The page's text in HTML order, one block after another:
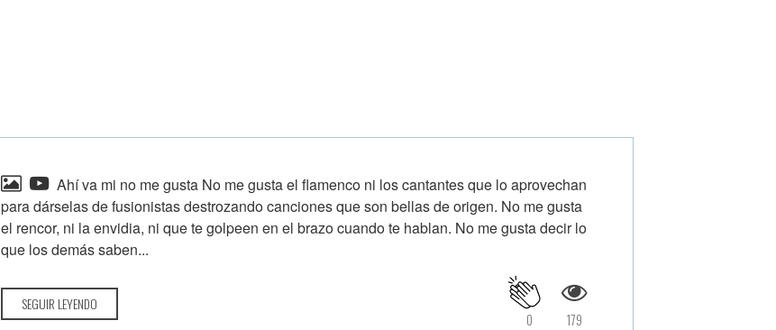
Ahí va mi no me gusta No me gusta el flamenco ni los cantantes que lo aprovechan
para dárselas de fusionistas destrozando canciones que son bellas de origen. No me gusta
el rencor, ni la envidia, ni que te golpeen en el brazo cuando te hablan. No me gusta decir lo
que los demás saben...
SEGUIR LEYENDO
179
0